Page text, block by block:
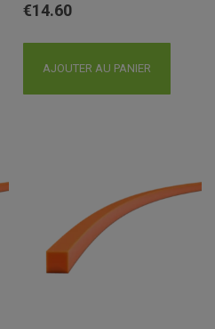
€14.60
AJOUTER AU PANIER